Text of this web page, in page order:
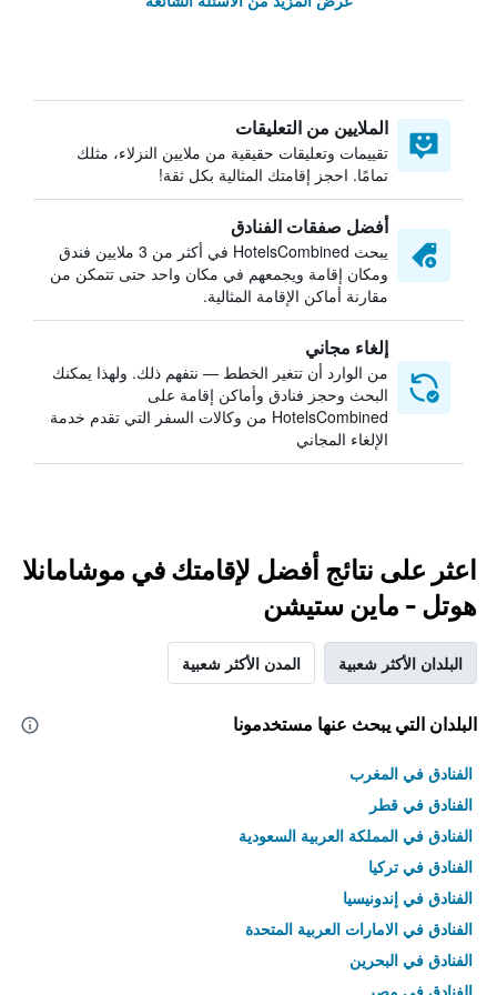
الملايين من التعليقات
تقييمات وتعليقات حقيقية من ملايين النزلاء، مثلك
تمامًا. احجز إقامتك المثالية بكل ثقة!
أفضل صفقات الفنادق
يبحث HotelsCombined في أكثر من 3 ملايين فندق
ومكان إقامة ويجمعهم في مكان واحد حتى تتمكن من
مقارنة أماكن الإقامة المثالية.
إلغاء مجاني
من الوارد أن تتغير الخطط — نتفهم ذلك. ولهذا يمكنك
البحث وحجز فنادق وأماكن إقامة على
HotelsCombined من وكالات السفر التي تقدم خدمة
الإلغاء المجاني
اعثر على نتائج أفضل لإقامتك في موشامانلا
هوتل - ماين ستيشن
البلدان الأكثر شعبية المدن الأكثر شعبية
البلدان التي يبحث عنها مستخدمونا
الفنادق في المغرب
الفنادق في قطر
الفنادق في المملكة العربية السعودية
الفنادق في تركيا
الفنادق في إندونيسيا
الفنادق في الامارات العربية المتحدة
الفنادق في البحرين
الفنادق في مصر